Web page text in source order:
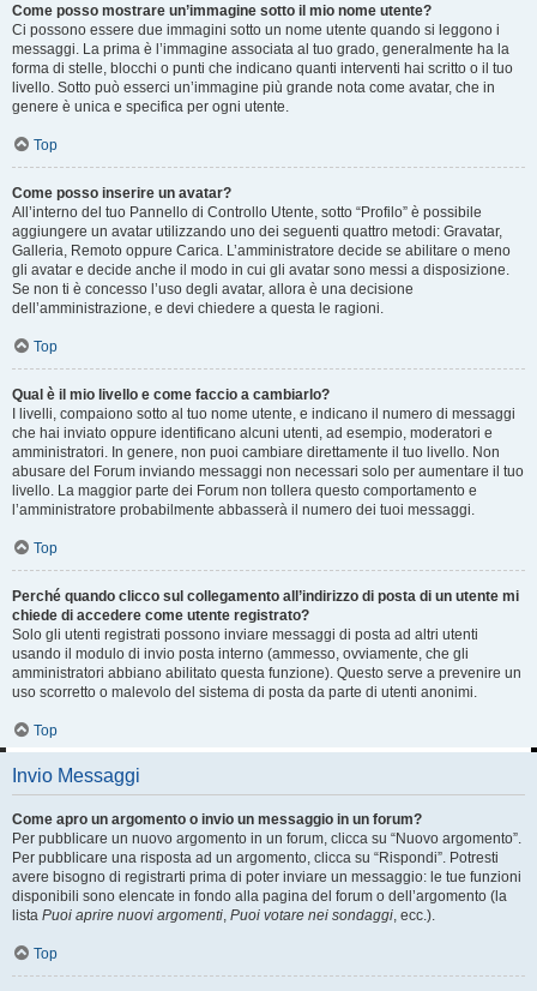
Come posso mostrare un’immagine sotto il mio nome utente?
Ci possono essere due immagini sotto un nome utente quando si leggono i
messaggi. La prima è l’immagine associata al tuo grado, generalmente ha la
forma di stelle, blocchi o punti che indicano quanti interventi hai scritto o il tuo
livello. Sotto può esserci un’immagine più grande nota come avatar, che in
genere è unica e specifica per ogni utente.
Top
Come posso inserire un avatar?
All’interno del tuo Pannello di Controllo Utente, sotto “Profilo” è possibile
aggiungere un avatar utilizzando uno dei seguenti quattro metodi: Gravatar,
Galleria, Remoto oppure Carica. L’amministratore decide se abilitare o meno
gli avatar e decide anche il modo in cui gli avatar sono messi a disposizione.
Se non ti è concesso l’uso degli avatar, allora è una decisione
dell’amministrazione, e devi chiedere a questa le ragioni.
Top
Qual è il mio livello e come faccio a cambiarlo?
I livelli, compaiono sotto al tuo nome utente, e indicano il numero di messaggi
che hai inviato oppure identificano alcuni utenti, ad esempio, moderatori e
amministratori. In genere, non puoi cambiare direttamente il tuo livello. Non
abusare del Forum inviando messaggi non necessari solo per aumentare il tuo
livello. La maggior parte dei Forum non tollera questo comportamento e
l’amministratore probabilmente abbasserà il numero dei tuoi messaggi.
Top
Perché quando clicco sul collegamento all’indirizzo di posta di un utente mi
chiede di accedere come utente registrato?
Solo gli utenti registrati possono inviare messaggi di posta ad altri utenti
usando il modulo di invio posta interno (ammesso, ovviamente, che gli
amministratori abbiano abilitato questa funzione). Questo serve a prevenire un
uso scorretto o malevolo del sistema di posta da parte di utenti anonimi.
Top
Invio Messaggi
Come apro un argomento o invio un messaggio in un forum?
Per pubblicare un nuovo argomento in un forum, clicca su “Nuovo argomento”.
Per pubblicare una risposta ad un argomento, clicca su “Rispondi”. Potresti
avere bisogno di registrarti prima di poter inviare un messaggio: le tue funzioni
disponibili sono elencate in fondo alla pagina del forum o dell’argomento (la
lista Puoi aprire nuovi argomenti Puoi votare nei sondaggi , ecc.).
Top